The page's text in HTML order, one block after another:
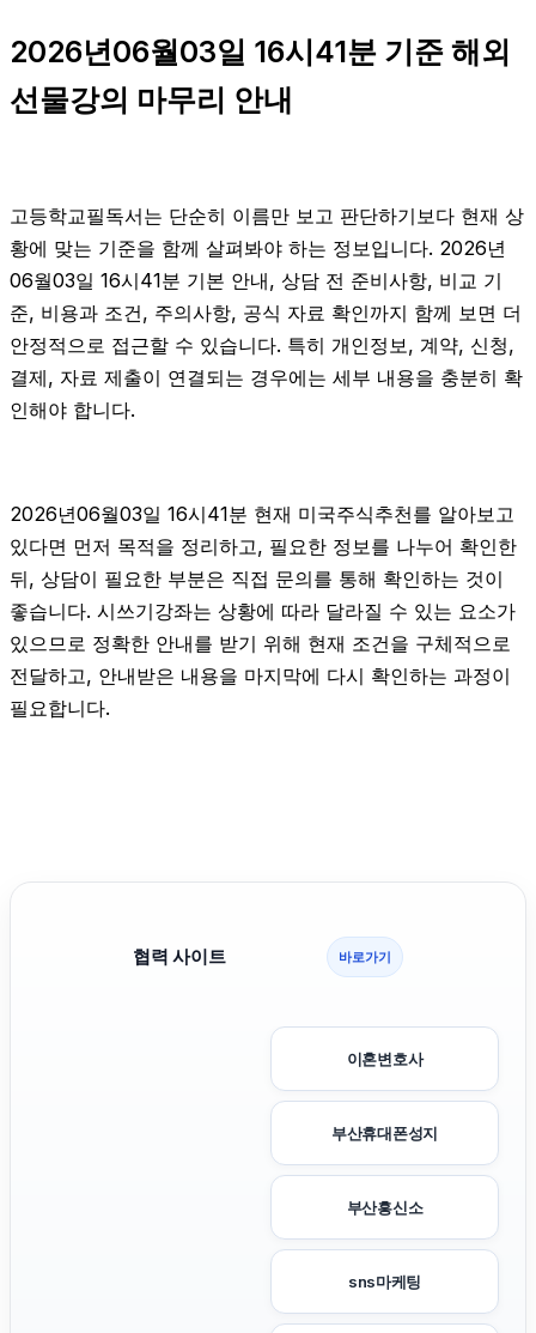
2026년06월03일 16시41분 기준 해외
선물강의 마무리 안내
고등학교필독서는 단순히 이름만 보고 판단하기보다 현재 상
황에 맞는 기준을 함께 살펴봐야 하는 정보입니다. 2026년
06월03일 16시41분 기본 안내, 상담 전 준비사항, 비교 기
준, 비용과 조건, 주의사항, 공식 자료 확인까지 함께 보면 더
안정적으로 접근할 수 있습니다. 특히 개인정보, 계약, 신청,
결제, 자료 제출이 연결되는 경우에는 세부 내용을 충분히 확
인해야 합니다.
2026년06월03일 16시41분 현재 미국주식추천를 알아보고
있다면 먼저 목적을 정리하고, 필요한 정보를 나누어 확인한
뒤, 상담이 필요한 부분은 직접 문의를 통해 확인하는 것이
좋습니다. 시쓰기강좌는 상황에 따라 달라질 수 있는 요소가
있으므로 정확한 안내를 받기 위해 현재 조건을 구체적으로
전달하고, 안내받은 내용을 마지막에 다시 확인하는 과정이
필요합니다.
협력 사이트 바로가기
이혼변호사
부산휴대폰성지
부산흥신소
sns마케팅